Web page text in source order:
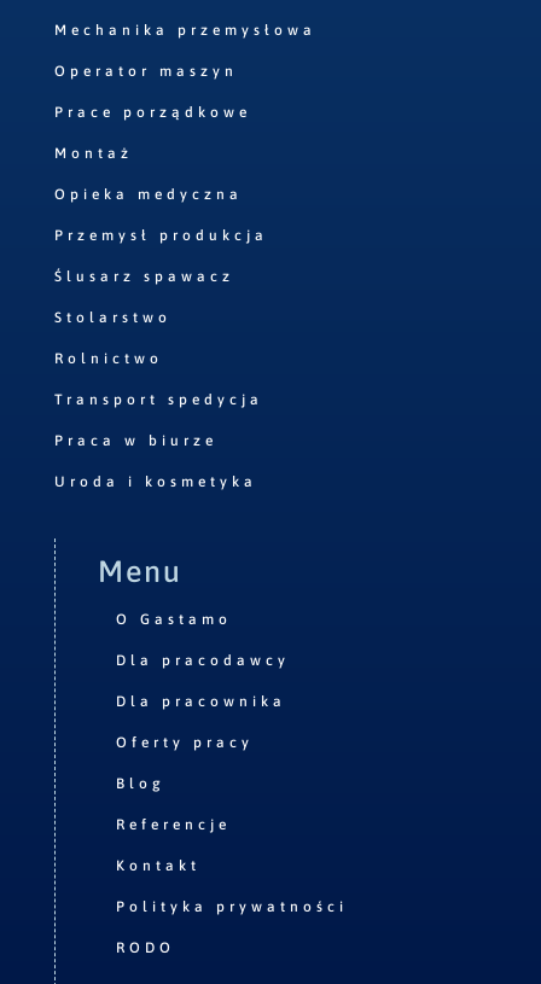
Mechanika przemysłowa
Operator maszyn
Prace porządkowe
Montaż
Opieka medyczna
Przemysł produkcja
Ślusarz spawacz
Stolarstwo
Rolnictwo
Transport spedycja
Praca w biurze
Uroda i kosmetyka
Menu
O Gastamo
Dla pracodawcy
Dla pracownika
Oferty pracy
Blog
Referencje
Kontakt
Polityka prywatności
RODO